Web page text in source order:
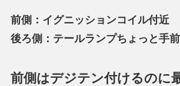
前側：イグニッションコイル付近
後ろ側：テールランプちょっと手前
前側はデジテン付けるのに